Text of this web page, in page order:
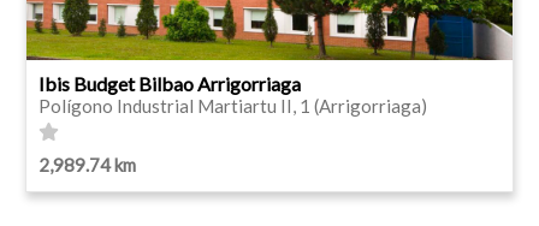
Ibis Budget Bilbao Arrigorriaga
Polígono Industrial Martiartu II, 1 (Arrigorriaga)
2,989.74 km